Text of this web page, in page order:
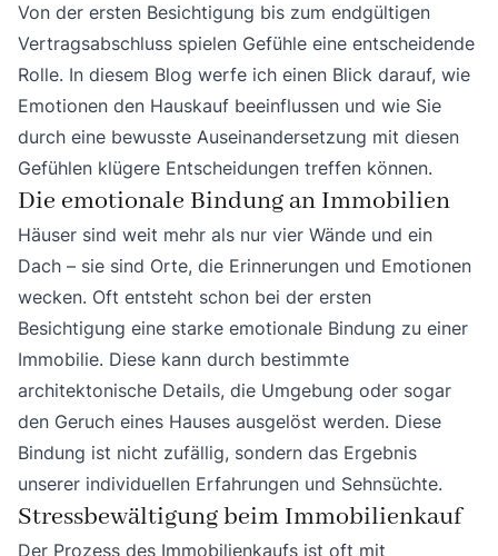
Von der ersten Besichtigung bis zum endgültigen
Vertragsabschluss spielen Gefühle eine entscheidende
Rolle. In diesem Blog werfe ich einen Blick darauf, wie
Emotionen den Hauskauf beeinflussen und wie Sie
durch eine bewusste Auseinandersetzung mit diesen
Gefühlen klügere Entscheidungen treffen können.
Die emotionale Bindung an Immobilien
Häuser sind weit mehr als nur vier Wände und ein
Dach – sie sind Orte, die Erinnerungen und Emotionen
wecken. Oft entsteht schon bei der ersten
Besichtigung eine starke emotionale Bindung zu einer
Immobilie. Diese kann durch bestimmte
architektonische Details, die Umgebung oder sogar
den Geruch eines Hauses ausgelöst werden. Diese
Bindung ist nicht zufällig, sondern das Ergebnis
unserer individuellen Erfahrungen und Sehnsüchte.
Stressbewältigung beim Immobilienkauf
Der Prozess des Immobilienkaufs ist oft mit